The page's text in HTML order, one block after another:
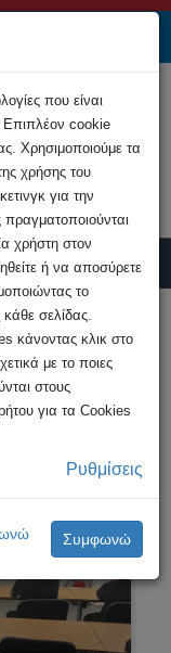
που είναι
Επιπλέον cookie
Χρησιμοποιούμε τα
χρήσης του
για την
πραγματοποιούνται
χρήστη στον
ή να αποσύρετε
το
σελίδας.
κάνοντας κλικ στο
με το ποιες
στους
για τα Cookies
Ρυθμίσεις
Συμφωνώ